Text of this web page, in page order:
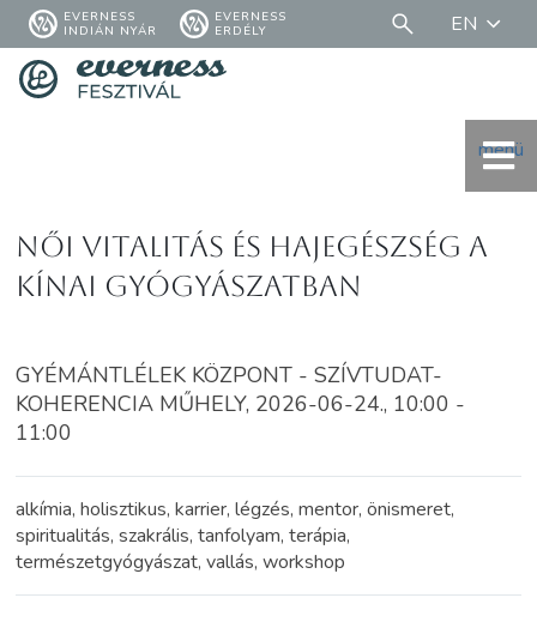
EVERNESS
INDIÁN NYÁR
EVERNESS
ERDÉLY
EN
menü
Női vitalitás és hajegészség a
kínai gyógyászatban
GYÉMÁNTLÉLEK KÖZPONT - SZÍVTUDAT-
KOHERENCIA MŰHELY, 2026-06-24., 10:00 -
11:00
alkímia, holisztikus, karrier, légzés, mentor, önismeret,
spiritualitás, szakrális, tanfolyam, terápia,
természetgyógyászat, vallás, workshop